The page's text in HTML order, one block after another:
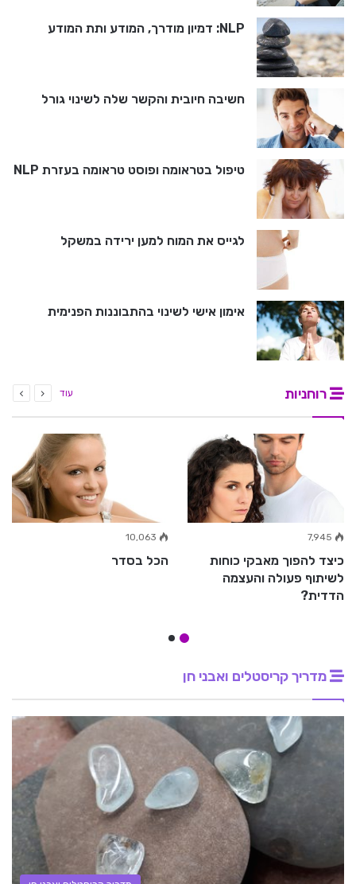
NLP: דמיון מודרך, המודע ותת המודע
חשיבה חיובית והקשר שלה לשינוי גורל
טיפול בטראומה ופוסט טראומה בעזרת NLP
לגייס את המוח למען ירידה במשקל
אימון אישי לשינוי בהתבוננות הפנימית
רוחניות עוד
7,945
כיצד להפוך מאבקי כוחות
לשיתוף פעולה והעצמה
הדדית?
10,063
הכל בסדר
מדריך קריסטלים ואבני חן